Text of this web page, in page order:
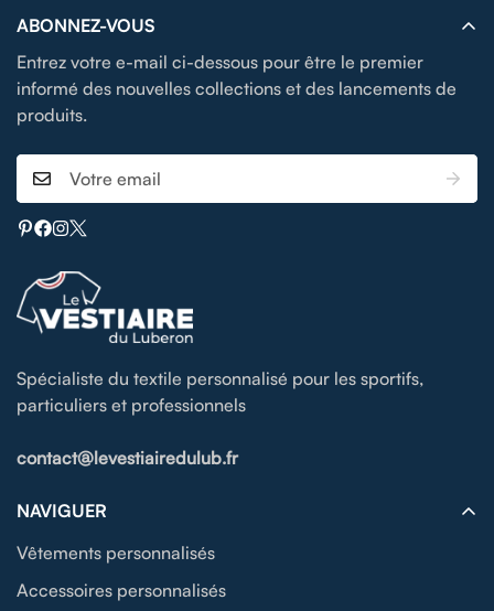
Spécialiste du textile personnalisé pour les sportifs,
particuliers et professionnels
contact@levestiairedulub.fr
NAVIGUER
Vêtements personnalisés
Accessoires personnalisés
ABONNEZ-VOUS
Entrez votre e-mail ci-dessous pour être le premier
informé des nouvelles collections et des lancements de
produits.